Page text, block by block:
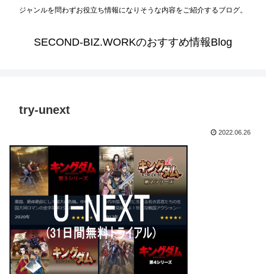
ジャンルを問わずお役立ち情報になりそうな内容をご紹介するブログ。
SECOND-BIZ.WORKのおすすめ情報Blog
try-unext
2022.06.26